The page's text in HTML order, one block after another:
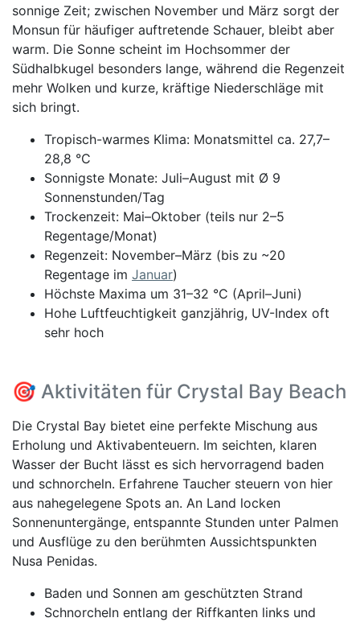
sonnige Zeit; zwischen November und März sorgt der
Monsun für häufiger auftretende Schauer, bleibt aber
warm. Die Sonne scheint im Hochsommer der
Südhalbkugel besonders lange, während die Regenzeit
mehr Wolken und kurze, kräftige Niederschläge mit
sich bringt.
Tropisch-warmes Klima: Monatsmittel ca. 27,7–
28,8 °C
Sonnigste Monate: Juli–August mit Ø 9
Sonnenstunden/Tag
Trockenzeit: Mai–Oktober (teils nur 2–5
Regentage/Monat)
Regenzeit: November–März (bis zu ~20
Regentage im Januar)
Höchste Maxima um 31–32 °C (April–Juni)
Hohe Luftfeuchtigkeit ganzjährig, UV-Index oft
sehr hoch
🎯 Aktivitäten für Crystal Bay Beach
Die Crystal Bay bietet eine perfekte Mischung aus
Erholung und Aktivabenteuern. Im seichten, klaren
Wasser der Bucht lässt es sich hervorragend baden
und schnorcheln. Erfahrene Taucher steuern von hier
aus nahegelegene Spots an. An Land locken
Sonnenuntergänge, entspannte Stunden unter Palmen
und Ausflüge zu den berühmten Aussichtspunkten
Nusa Penidas.
Baden und Sonnen am geschützten Strand
Schnorcheln entlang der Riffkanten links und